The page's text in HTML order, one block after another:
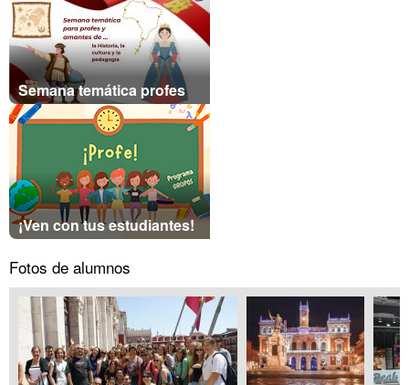
Semana temática profes
¡Ven con tus estudiantes!
Fotos de alumnos